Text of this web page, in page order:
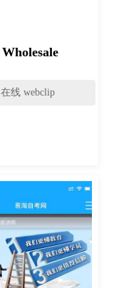
Wholesale
在线 webclip